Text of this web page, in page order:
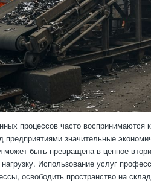
процессов часто
предприятиями значительные
может быть превращена в ценное
Использование услуг
освободить пространство на